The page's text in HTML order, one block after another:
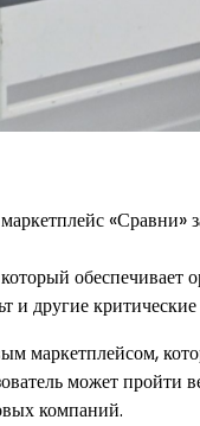
«Сравни»
и другие критические
маркетплейсом,
может
компаний.